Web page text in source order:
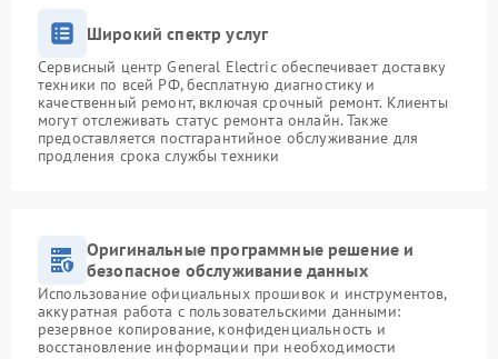
Широкий спектр услуг
Сервисный центр General Electric обеспечивает доставку
техники по всей РФ, бесплатную диагностику и
качественный ремонт, включая срочный ремонт. Клиенты
могут отслеживать статус ремонта онлайн. Также
предоставляется постгарантийное обслуживание для
продления срока службы техники
Оригинальные программные решение и
безопасное обслуживание данных
Использование официальных прошивок и инструментов,
аккуратная работа с пользовательскими данными:
резервное копирование, конфиденциальность и
восстановление информации при необходимости